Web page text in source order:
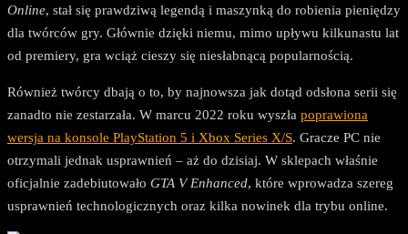
Online, stał się prawdziwą legendą i maszynką do robienia pieniędzy
dla twórców gry. Głównie dzięki niemu, mimo upływu kilkunastu lat
od premiery, gra wciąż cieszy się niesłabnącą popularnością.
Również twórcy dbają o to, by najnowsza jak dotąd odsłona serii się
zanadto nie zestarzała. W marcu 2022 roku wyszła poprawiona
wersja na konsole PlayStation 5 i Xbox Series X/S. Gracze PC nie
otrzymali jednak usprawnień – aż do dzisiaj. W sklepach właśnie
oficjalnie zadebiutowało GTA V Enhanced, które wprowadza szereg
usprawnień technologicznych oraz kilka nowinek dla trybu online.